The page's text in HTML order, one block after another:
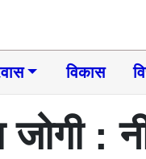
विकास
: